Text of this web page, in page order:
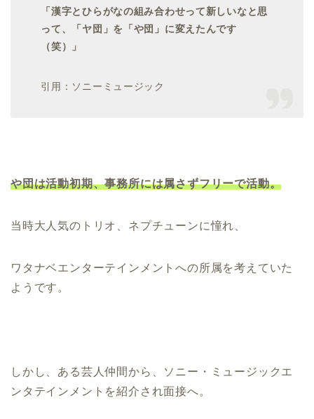
「漢字とひらがなの組み合わせって新しいなと思
って、「ヤ団」を「や団」に変えたんです
（笑）」
引用：ソニーミュージック
や団は活動初期、事務所には属さずフリーで活動。
当時大人気のトリオ、ネプチューンに憧れ、
ワタナベエンターテインメントへの所属を考えていた
ようです。
しかし、ある芸人仲間から、ソニー・ミュージックエ
ンタテインメントを紹介され面接へ。